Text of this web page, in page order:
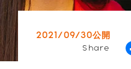
2021/09/30公開
Share